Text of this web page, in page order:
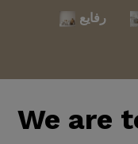
رفايع
We are